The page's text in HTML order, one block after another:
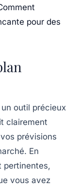
pour des
outil précieux
clairement
prévisions
En
pertinentes,
vous avez